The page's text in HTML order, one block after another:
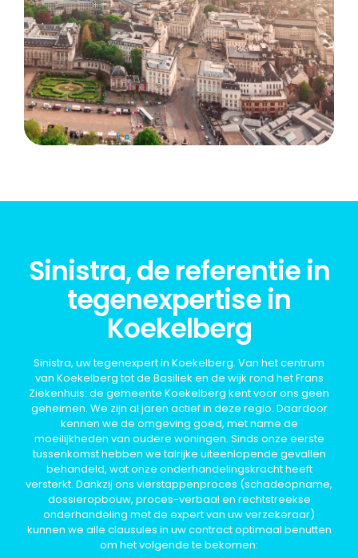
Sinistra, de referentie in
tegenexpertise in
Koekelberg
Sinistra, uw tegenexpert in Koekelberg. Van het centrum
van Koekelberg tot de Basiliek en de wijk rond het Frans
Ziekenhuis: de gemeente Koekelberg kent voor ons geen
geheimen. We zijn al jaren actief in deze regio. Daardoor
kennen we de omgeving goed, met name de
moeilijkheden van oudere woningen. Sinds onze eerste
tussenkomst hebben we talrijke uiteenlopende gevallen
behandeld, wat onze onderhandelingskracht heeft
versterkt. Dankzij ons vierstappenproces (schadeopname,
dossieropbouw, proces-verbaal en rechtstreekse
onderhandeling met de expert van uw verzekeraar)
kunnen we alle clausules in uw contract optimaal benutten
om het volgende te bekomen: